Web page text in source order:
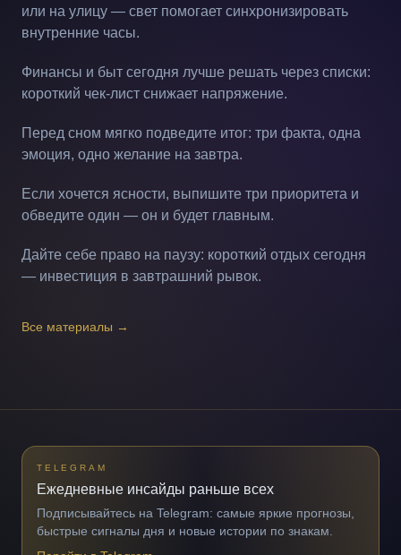
или на улицу — свет помогает синхронизировать
внутренние часы.
Финансы и быт сегодня лучше решать через списки:
короткий чек-лист снижает напряжение.
Перед сном мягко подведите итог: три факта, одна
эмоция, одно желание на завтра.
Если хочется ясности, выпишите три приоритета и
обведите один — он и будет главным.
Дайте себе право на паузу: короткий отдых сегодня
— инвестиция в завтрашний рывок.
Все материалы →
TELEGRAM
Ежедневные инсайды раньше всех
Подписывайтесь на Telegram: самые яркие прогнозы,
быстрые сигналы дня и новые истории по знакам.